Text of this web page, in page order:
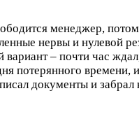
менеджер,
нервы и нулевой
– почти час
потерянного времени,
документы и забрал